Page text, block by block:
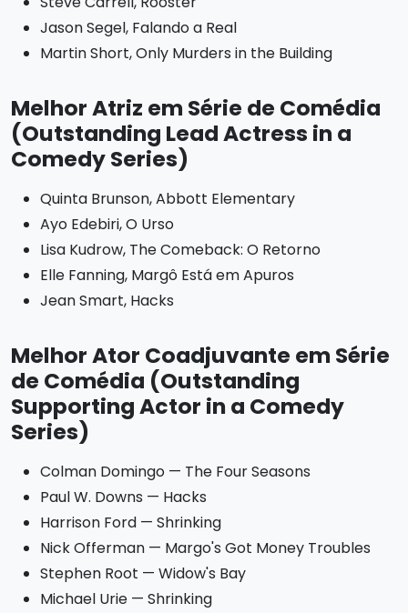
Jason Segel, Falando a Real
Martin Short, Only Murders in the Building
Melhor Atriz em Série de Comédia
(Outstanding Lead Actress in a
Comedy Series)
Quinta Brunson, Abbott Elementary
Ayo Edebiri, O Urso
Lisa Kudrow, The Comeback: O Retorno
Elle Fanning, Margô Está em Apuros
Jean Smart, Hacks
Melhor Ator Coadjuvante em Série
de Comédia (Outstanding
Supporting Actor in a Comedy
Series)
Colman Domingo — The Four Seasons
Paul W. Downs — Hacks
Harrison Ford — Shrinking
Nick Offerman — Margo's Got Money Troubles
Stephen Root — Widow's Bay
Michael Urie — Shrinking